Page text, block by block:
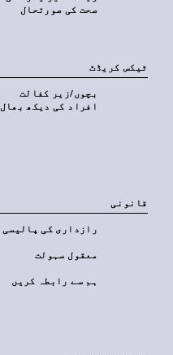
صحت کی صورتحال
ٹیکس کریڈٹ
بچوں/زیر کفالت
افراد کی دیکھ بھال
قانونی
رازداری کی پالیسی
معقول سہولت
ہم سے رابطہ کریں